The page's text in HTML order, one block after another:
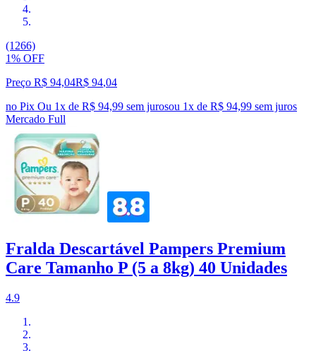
(1266)
1% OFF
Preço R$ 94,04R$ 94,04
no Pix Ou 1x de R$ 94,99 sem jurosou 1x de R$ 94,99 sem juros
Mercado Full
Fralda Descartável Pampers Premium
Care Tamanho P (5 a 8kg) 40 Unidades
4.9